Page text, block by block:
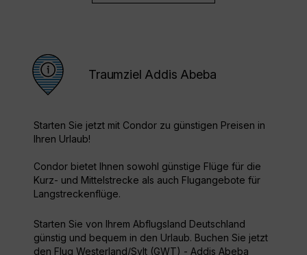
Traumziel Addis Abeba
Starten Sie jetzt mit Condor zu günstigen Preisen in
Ihren Urlaub!
Condor bietet Ihnen sowohl günstige Flüge für die
Kurz- und Mittelstrecke als auch Flugangebote für
Langstreckenflüge.
Starten Sie von Ihrem Abflugsland Deutschland
günstig und bequem in den Urlaub. Buchen Sie jetzt
den Flug Westerland/Sylt (GWT) - Addis Abeba